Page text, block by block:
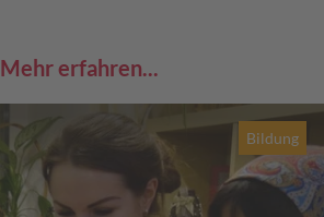
Mehr erfahren...
Bildung